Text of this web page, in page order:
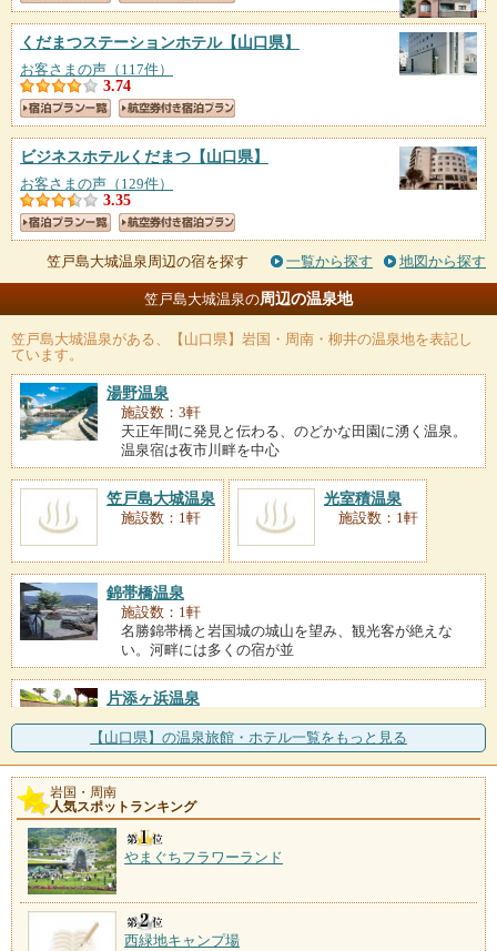
くだまつステーションホテル【山口県】
お客さまの声（117件）
3.74
ビジネスホテルくだまつ 【山口県】
お客さまの声（129件）
3.35
笠戸島大城温泉周辺の宿を探す 一覧から探す 地図から探す
笠戸島大城温泉の周辺の温泉地
笠戸島大城温泉がある、【山口県】岩国・周南・柳井の温泉地を表記し
ています。
湯野温泉
施設数：3軒
天正年間に発見と伝わる、のどかな田園に湧く温泉。
温泉宿は夜市川畔を中心
笠戸島大城温泉
施設数：1軒
光室積温泉
施設数：1軒
錦帯橋温泉
施設数：1軒
名勝錦帯橋と岩国城の城山を望み、観光客が絶えな
い。河畔には多くの宿が並
片添ヶ浜温泉
瀬戸内海に浮かぶ周防大島の片添ヶ浜に立つ「ホテル
＆リゾートサンシャイン
【山口県】の温泉旅館・ホテル一覧をもっと見る
岩国・周南
人気スポットランキング
やまぐちフラワーランド
西緑地キャンプ場